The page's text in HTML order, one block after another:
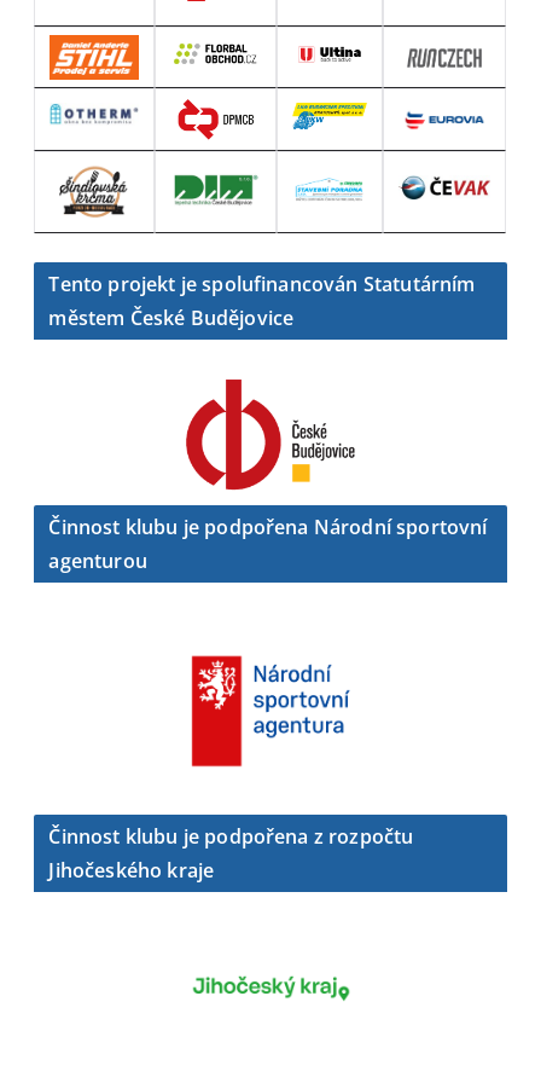
Tento projekt je spolufinancován Statutárním
městem České Budějovice
Činnost klubu je podpořena Národní sportovní
agenturou
Činnost klubu je podpořena z rozpočtu
Jihočeského kraje